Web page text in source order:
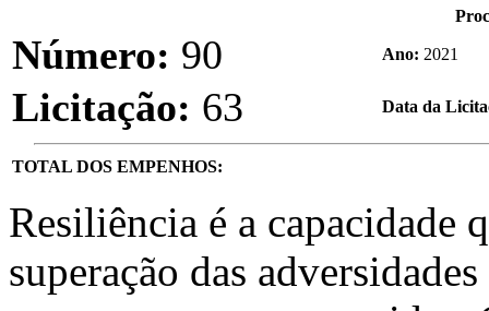
Número: 90 Ano: 2021
Licitação: 63 Data da
TOTAL DOS EMPENHOS:
Resiliência é a capacidade
superação das